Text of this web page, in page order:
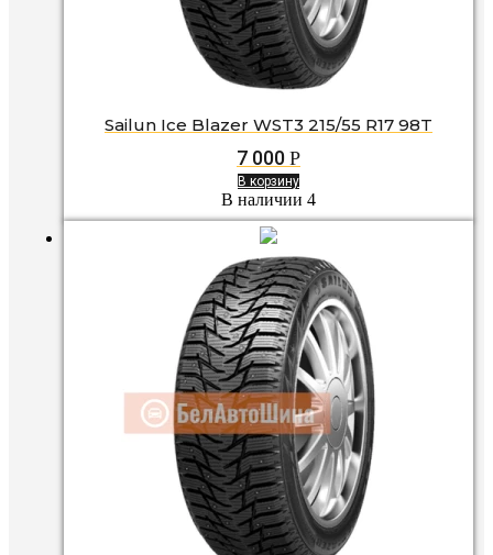
Sailun Ice Blazer WST3 215/55 R17 98T
7 000 Р
В корзину
В наличии 4